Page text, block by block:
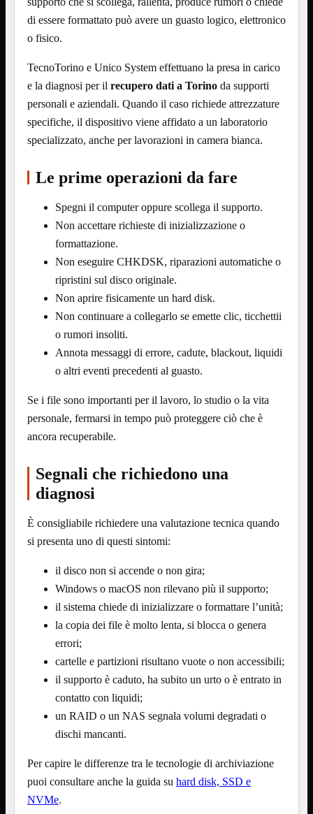
Stampanti 
Supporti 
UPS 
Varie
Webcam
NetworkingMostra tutti i prodotti
Access Point 
NAS
PowerLine
Ripetitore WiFi
Switch POE
Switch Rete
VOIP 
WiFi 
Access Point
Uso Esterno
Uso Interno
PCI
PCI-Express
USB
Telefoni
4G WiFi
ADSL2 WiFi
Cablati
Ripetitore WiFiMostra tutti i prodotti
Singola Banda
Scheda di Rete
Mostra tutti i prodotti
PCI-Express
Switch ReteMostra tutti i prodotti
10/100/1000Mps
Dati 
Display Port
DVI
di essere formattato può avere un guasto logico, elettronico
o fisico.
TecnoTorino e Unico System effettuano la presa in carico
e la diagnosi per il recupero dati a Torino da supporti
personali e aziendali. Quando il caso richiede attrezzature
specifiche, il dispositivo viene affidato a un laboratorio
specializzato, anche per lavorazioni in camera bianca.
Le prime operazioni da fare
Spegni il computer oppure scollega il supporto.
Non accettare richieste di inizializzazione o
formattazione.
Non eseguire CHKDSK, riparazioni automatiche o
ripristini sul disco originale.
Non aprire fisicamente un hard disk.
Non continuare a collegarlo se emette clic, ticchettii
o rumori insoliti.
Annota messaggi di errore, cadute, blackout, liquidi
o altri eventi precedenti al guasto.
Se i file sono importanti per il lavoro, lo studio o la vita
personale, fermarsi in tempo può proteggere ciò che è
ancora recuperabile.
Segnali che richiedono una
diagnosi
È consigliabile richiedere una valutazione tecnica quando
si presenta uno di questi sintomi:
il disco non si accende o non gira;
Windows o macOS non rilevano più il supporto;
il sistema chiede di inizializzare o formattare l’unità;
la copia dei file è molto lenta, si blocca o genera
errori;
cartelle e partizioni risultano vuote o non accessibili;
il supporto è caduto, ha subito un urto o è entrato in
contatto con liquidi;
un RAID o un NAS segnala volumi degradati o
dischi mancanti.
Per capire le differenze tra le tecnologie di archiviazione
puoi consultare anche la guida su hard disk, SSD e
NVMe.